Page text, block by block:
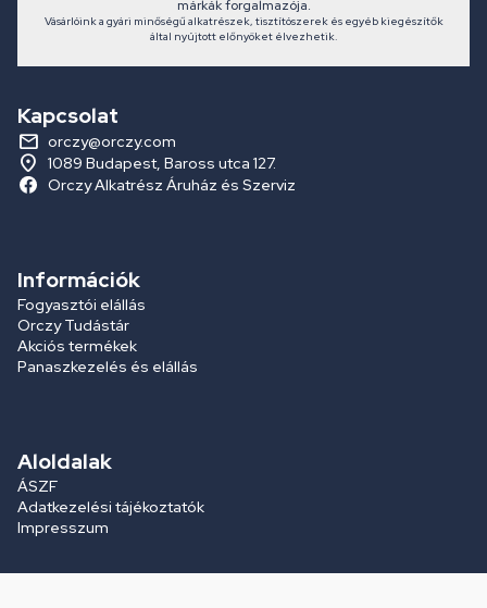
márkák forgalmazója.
Vásárlóink a gyári minőségű alkatrészek, tisztítószerek és egyéb kiegészítők
által nyújtott előnyöket élvezhetik.
Kapcsolat
orczy@orczy.com
1089 Budapest, Baross utca 127.
Orczy Alkatrész Áruház és Szerviz
Információk
Fogyasztói elállás
Orczy Tudástár
Akciós termékek
Panaszkezelés és elállás
Aloldalak
ÁSZF
Adatkezelési tájékoztatók
Impresszum